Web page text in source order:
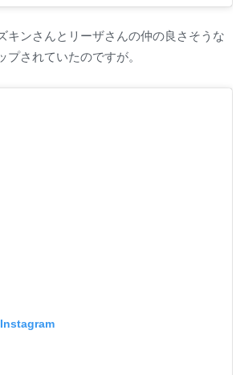
キンさんとリーザさんの仲の良さそうな
プされていたのですが。